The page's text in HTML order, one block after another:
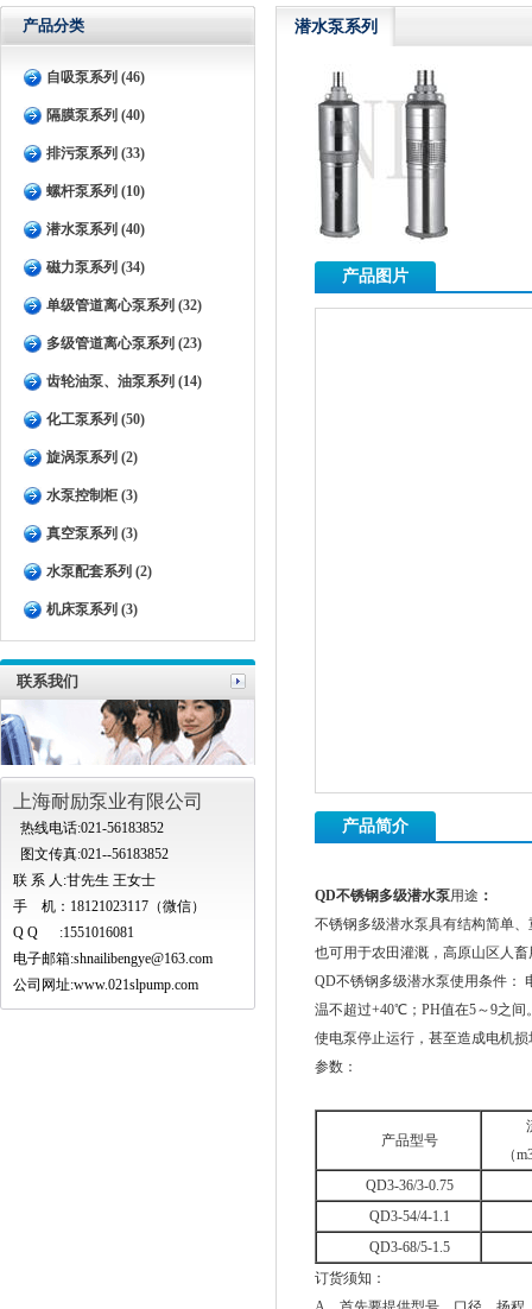
产品分类
自吸泵系列 (46)
隔膜泵系列 (40)
排污泵系列 (33)
螺杆泵系列 (10)
潜水泵系列 (40)
磁力泵系列 (34)
单级管道离心泵系列 (32)
多级管道离心泵系列 (23)
齿轮油泵、油泵系列 (14)
化工泵系列 (50)
旋涡泵系列 (2)
水泵控制柜 (3)
真空泵系列 (3)
水泵配套系列 (2)
机床泵系列 (3)
联系我们
上海耐励泵业有限公司
热线电话:021-56183852
图文传真:021--56183852
联 系 人:甘先生 王女士
手 机：18121023117（微信）
Q Q :1551016081
电子邮箱:shnailibengye@163.com
公司网址:www.021slpump.com
潜水泵系列
产品图片
产品简介
QD不锈钢多级潜水泵用途 ：
不锈钢多级潜水泵具有结构简单
也可用于农田灌溉，高原山区人
QD不锈钢多级潜水泵使用条件：
温不超过+40℃；PH值在5～9之
使电泵停止运行，甚至造成电机
参数：
产品型号
（
QD3-36/3-0.75
QD3-54/4-1.1
QD3-68/5-1.5
订货须知：